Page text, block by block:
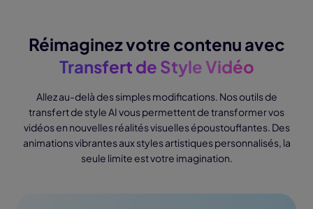
Réimaginez votre contenu avec
Transfert de Style Vidéo
Allez au-delà des simples modifications. Nos outils de
transfert de style AI vous permettent de transformer vos
vidéos en nouvelles réalités visuelles époustouflantes. Des
animations vibrantes aux styles artistiques personnalisés, la
seule limite est votre imagination.